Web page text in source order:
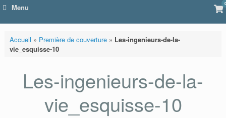
Menu 0
Accueil » Première de couverture» Les-ingenieurs-de-la-
vie_esquisse-10
Les-ingenieurs-de-la-
vie_esquisse-10